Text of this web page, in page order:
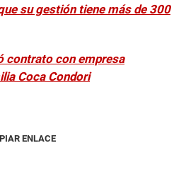
su gestión tiene más de 300
contrato con empresa
Coca Condori
ENLACE